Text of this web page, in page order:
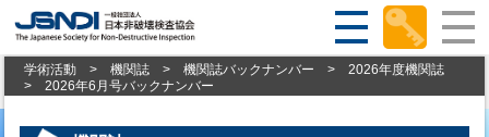
学術活動 > 機関誌 > 機関誌バックナンバー >
2026年度機関誌
>
2026年6月号バックナンバー